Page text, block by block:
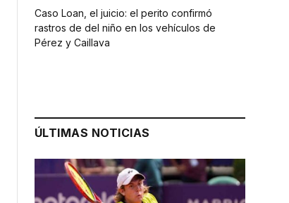
Caso Loan, el juicio: el perito confirmó
rastros de del niño en los vehículos de
Pérez y Caillava
ÚLTIMAS NOTICIAS